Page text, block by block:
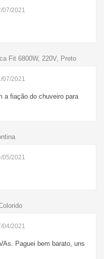
07/2021
Fit 6800W, 220V, Preto
07/2021
a fiação do chuveiro para
05/2021
04/2021
Paguei bem barato, uns